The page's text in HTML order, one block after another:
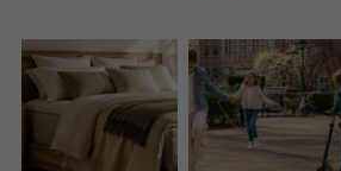
Commander un de nos